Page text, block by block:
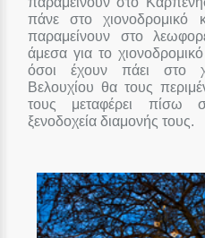
πάνε στο χιονοδρομικό
παραμείνουν στο
άμεσα για το
όσοι έχουν πάει στο
Βελουχίου θα τους
τους μεταφέρει πίσω
ξενοδοχεία διαμονής τους.